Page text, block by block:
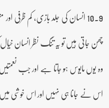
9۔10 انسان کی جلد بازی، کم
چھن جاتی ہیں تو یہ تنگ نظر انسان
وہ یوں مایوس ہو جاتا ہے اور جب
اس نے جانا ہی نہیں اور اس خوشی